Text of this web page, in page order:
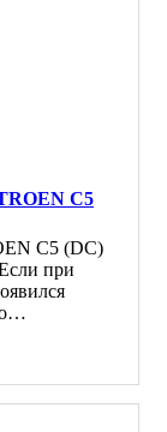
C5
C5 (DC)
при